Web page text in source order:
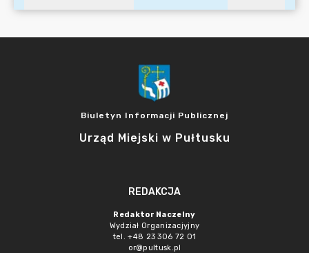
Biuletyn Informacji Publicznej
Urząd Miejski w Pułtusku
REDAKCJA
Redaktor Naczelny
Wydział Organizacjyjny
tel. +48 23 306 72 01
or@pultusk.pl